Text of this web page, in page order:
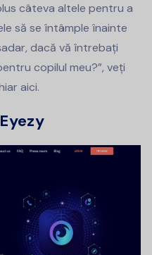
câteva altele pentru a
să se întâmple înainte
dacă vă întrebați
copilul meu?”, veți
aici.